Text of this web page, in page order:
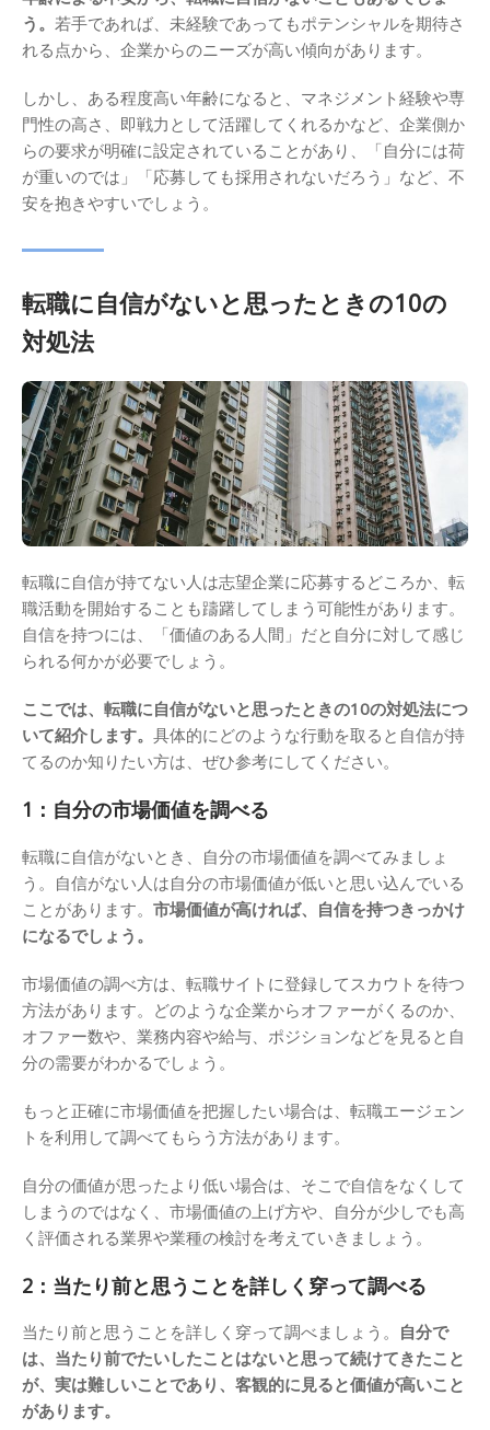
う。 若手であれば、未経験であってもポテンシャルを期待さ
れる点から、企業からのニーズが高い傾向があります。
しかし、ある程度高い年齢になると、マネジメント経験や専
門性の高さ、即戦力として活躍してくれるかなど、企業側か
らの要求が明確に設定されていることがあり、「自分には荷
が重いのでは」「応募しても採用されないだろう」など、不
安を抱きやすいでしょう。
転職に自信がないと思ったときの10の
対処法
転職に自信が持てない人は志望企業に応募するどころか、転
職活動を開始することも躊躇してしまう可能性があります。
自信を持つには、「価値のある人間」だと自分に対して感じ
られる何かが必要でしょう。
ここでは、転職に自信がないと思ったときの10の対処法につ
いて紹介します。 具体的にどのような行動を取ると自信が持
てるのか知りたい方は、ぜひ参考にしてください。
1：自分の市場価値を調べる
転職に自信がないとき、自分の市場価値を調べてみましょ
う。自信がない人は自分の市場価値が低いと思い込んでいる
ことがあります。 市場価値が高ければ、自信を持つきっかけ
になるでしょう。
市場価値の調べ方は、転職サイトに登録してスカウトを待つ
方法があります。どのような企業からオファーがくるのか、
オファー数や、業務内容や給与、ポジションなどを見ると自
分の需要がわかるでしょう。
もっと正確に市場価値を把握したい場合は、転職エージェン
トを利用して調べてもらう方法があります。
自分の価値が思ったより低い場合は、そこで自信をなくして
しまうのではなく、市場価値の上げ方や、自分が少しでも高
く評価される業界や業種の検討を考えていきましょう。
2：当たり前と思うことを詳しく穿って調べる
当たり前と思うことを詳しく穿って調べましょう。 自分で
は、当たり前でたいしたことはないと思って続けてきたこと
が、実は難しいことであり、客観的に見ると価値が高いこと
があります。